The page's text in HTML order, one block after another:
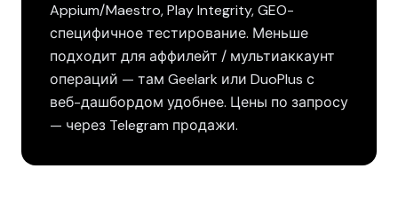
Appium/Maestro, Play Integrity, GEO-
специфичное тестирование. Меньше
подходит для аффилейт / мультиаккаунт
операций — там Geelark или DuoPlus с
веб-дашбордом удобнее. Цены по запросу
— через Telegram продажи.